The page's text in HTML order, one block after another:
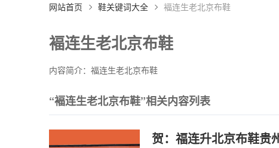
网站首页 鞋关键词大全 褔连生老北京布鞋
褔连生老北京布鞋
内容简介：福连生老北京布鞋
“褔连生老北京布鞋”相关内容列表
贺：福连升北京布鞋贵